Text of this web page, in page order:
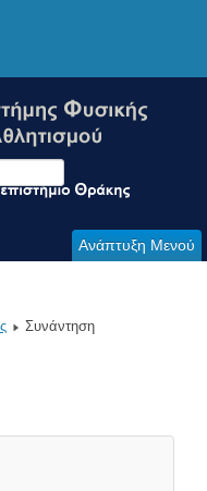
Ανάπτυξη Μενού
Συνάντηση